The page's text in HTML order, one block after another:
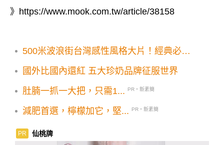
》 https://www.mook.com.tw/article/38158
500米波浪街台灣感性風格大片！經典必訪
國外比國內還紅 五大珍奶品牌征服世界
肚腩一抓一大把，只需1...
PR・新素簡
減肥首選，檸檬加它，堅... PR・新素簡
PR 仙桃牌